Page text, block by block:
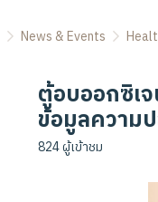
News & Events
ตู้อบออกซิเ
ข้อมูลความ
824 ผู้เข้าชม